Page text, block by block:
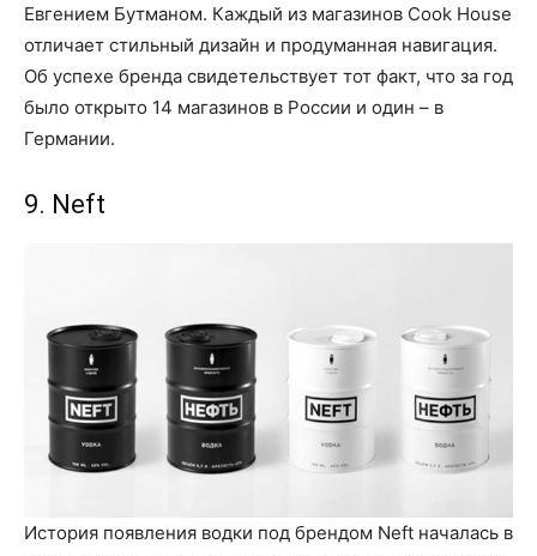
Евгением Бутманом. Каждый из магазинов Cook House
отличает стильный дизайн и продуманная навигация.
Об успехе бренда свидетельствует тот факт, что за год
было открыто 14 магазинов в России и один – в
Германии.
9. Neft
История появления водки под брендом Neft началась в